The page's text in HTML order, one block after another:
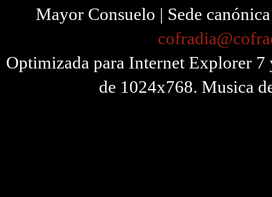
Mayor Consuelo | Sede
Optimizada para Internet Explorer
de 1024x768. Musica